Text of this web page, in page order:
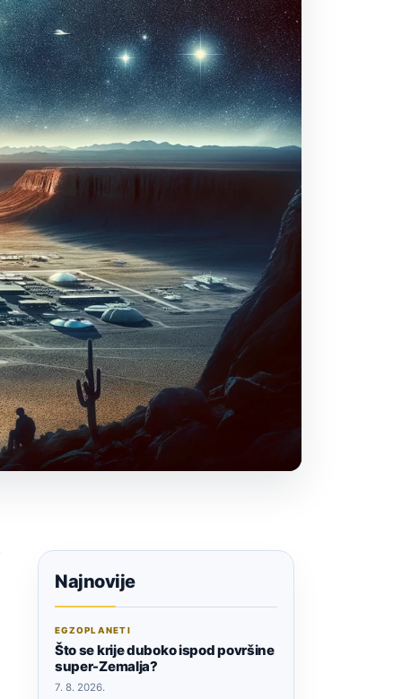
Najnovije
EGZOPLANETI
Što se krije duboko ispod površine
super-Zemalja?
7. 8. 2026.